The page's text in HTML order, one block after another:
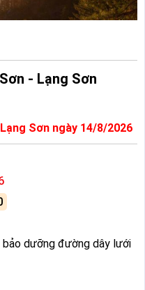
- Lạng Sơn
Sơn ngày 14/8/2026
bảo dưỡng đường dây lưới